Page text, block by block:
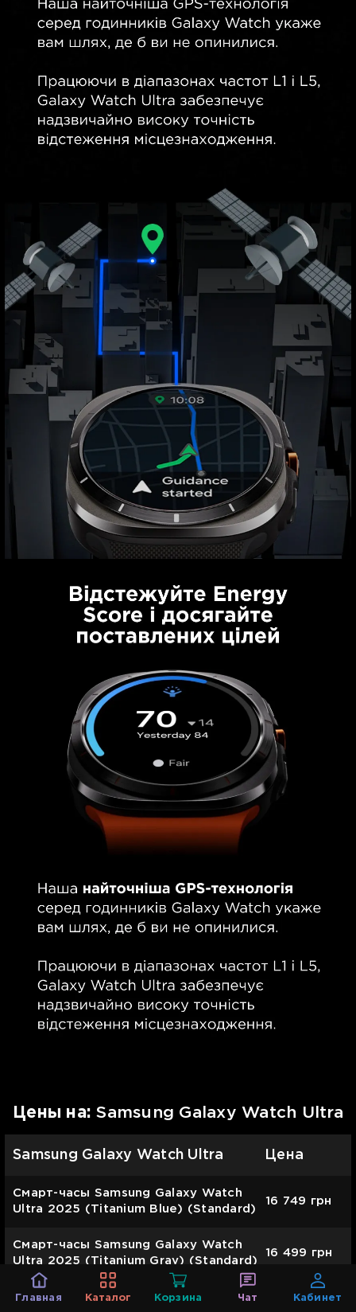
Цены на:Samsung Galaxy Watch Ultra
Samsung Galaxy Watch Ultra Цена
Смарт-часы Samsung Galaxy Watch
Ultra 2025 (Titanium Blue) (Standard)
16 749 грн
Смарт-часы Samsung Galaxy Watch
Ultra 2025 (Titanium Gray) (Standard)
16 499 грн
Смарт-часы Samsung Galaxy Watch
Главная Каталог Корзина Чат Кабинет